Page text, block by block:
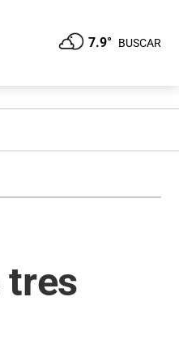
7.9° BUSCAR
tres